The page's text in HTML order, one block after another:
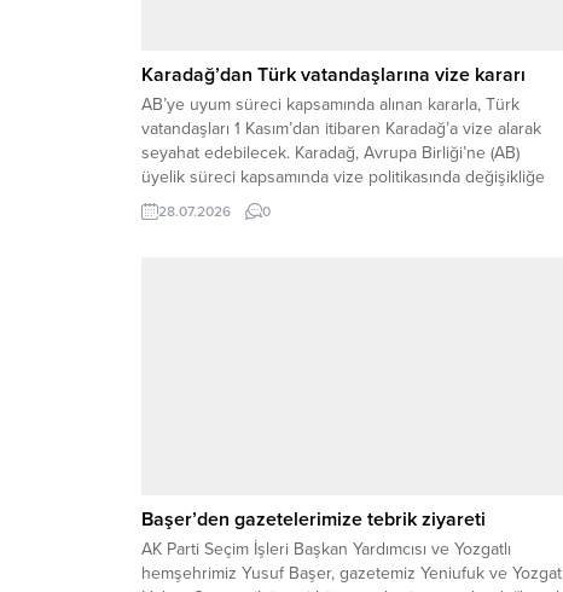
Karadağ’dan Türk vatandaşlarına vize kararı
AB’ye uyum süreci kapsamında alınan kararla, Türk
vatandaşları 1 Kasım’dan itibaren Karadağ’a vize alarak
seyahat edebilecek. Karadağ, Avrupa Birliği’ne (AB)
üyelik süreci kapsamında vize politikasında değişikliğe
gidiyor. Karadağ Dışişleri Bakanlığı’nın açıkladığı yeni
düzenlemeye göre, Türk vatandaşları 1 Kasım 2026’dan
28.07.2026 0
Başer’den gazetelerimize tebrik ziyareti
AK Parti Seçim İşleri Başkan Yardımcısı ve Yozgatlı
hemşehrimiz Yusuf Başer, gazetemiz Yeniufuk ve Yozgat